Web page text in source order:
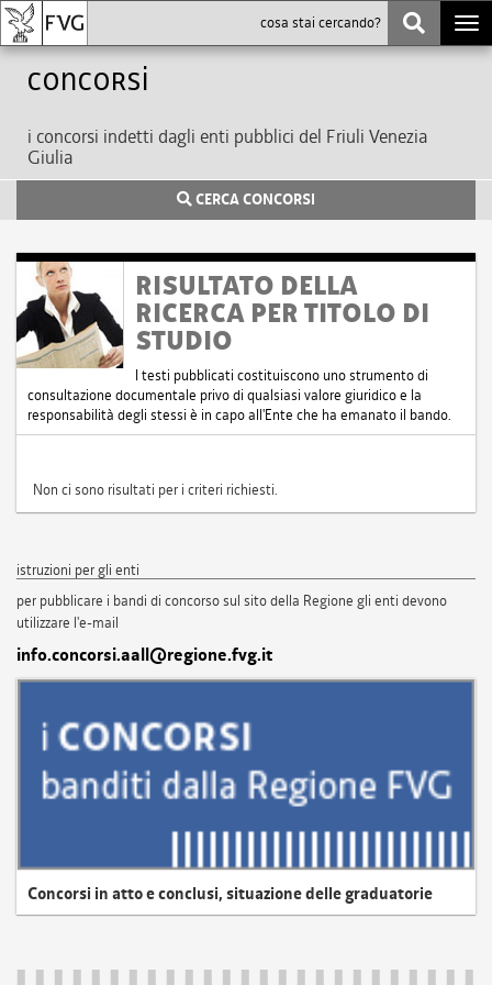
Concorsi
i concorsi indetti dagli enti pubblici del Friuli Venezia
Giulia
CERCA CONCORSI
RISULTATO DELLA
RICERCA PER TITOLO DI
STUDIO
I testi pubblicati costituiscono uno strumento di
consultazione documentale privo di qualsiasi valore giuridico e la
responsabilità degli stessi è in capo all'Ente che ha emanato il bando.
Non ci sono risultati per i criteri richiesti.
istruzioni per gli enti
per pubblicare i bandi di concorso sul sito della Regione gli enti devono
utilizzare l'e-mail
info.concorsi.aall@regione.fvg.it
Concorsi in atto e conclusi, situazione delle graduatorie